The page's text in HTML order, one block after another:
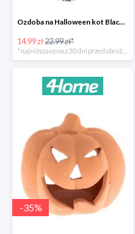
Ozdoba na Halloween kot Blackie -35%
14.99 zł22.99 zł*
-35%